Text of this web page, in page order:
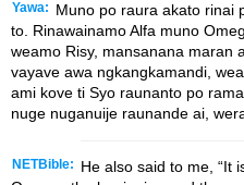
Yawa:
Muno po raura akato rinai
to. Rinawainamo Alfa muno
weamo Risy, mansanana maran
vayave awa ngkangkamandi,
ami kove ti Syo raunanto po
nuge nuganuije raunande ai,
NETBible:
He also said to me, “It